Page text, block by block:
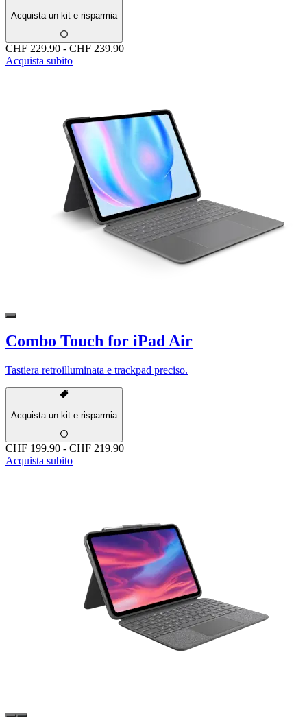
Acquista un kit e risparmia
CHF 229.90 - CHF 239.90
Acquista subito
Combo Touch for iPad Air
Tastiera retroilluminata e trackpad preciso.
Acquista un kit e risparmia
CHF 199.90 - CHF 219.90
Acquista subito